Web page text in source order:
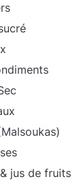
jus de fruits